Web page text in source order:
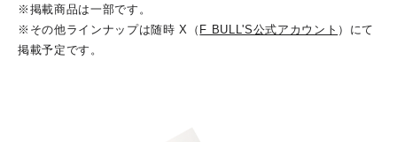
※掲載商品は一部です。
※その他ラインナップは随時 X（ F BULL'S公式アカウント ）にて
掲載予定です。